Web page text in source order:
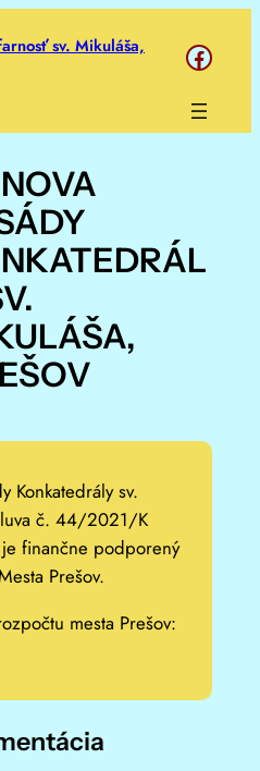
sv. Mikuláša,
https://
Konkatedrály sv.
č. 44/2021/K
finančne podporený
Prešov.
mesta Prešov: